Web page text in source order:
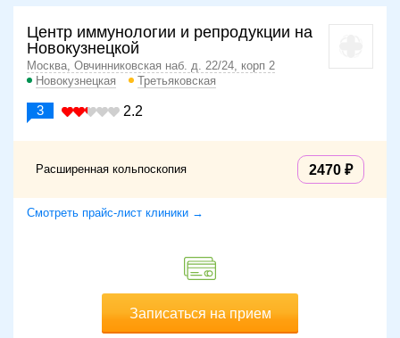
Центр иммунологии и репродукции на
Новокузнецкой
Москва, Овчинниковская наб. д. 22/24, корп 2
Новокузнецкая
Третьяковская
3 2.2
Расширенная кольпоскопия 2470
Смотреть прайс-лист клиники →
Записаться на прием